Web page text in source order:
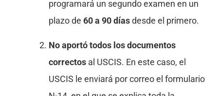
programará un segundo examen en un
plazo de 60 a 90 díasdesde el primero.
No aportó todos los documentos
correctos al USCIS. En este caso, el
USCIS le enviará por correo el formulario